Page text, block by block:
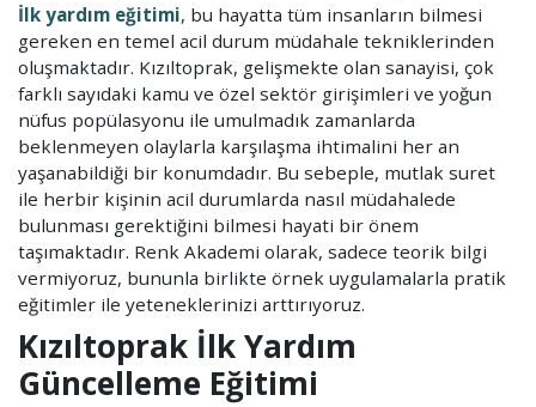
İlk yardım eğitimi, bu hayatta tüm insanların bilmesi
gereken en temel acil durum müdahale tekniklerinden
oluşmaktadır. Kızıltoprak, gelişmekte olan sanayisi, çok
farklı sayıdaki kamu ve özel sektör girişimleri ve yoğun
nüfus popülasyonu ile umulmadık zamanlarda
beklenmeyen olaylarla karşılaşma ihtimalini her an
yaşanabildiği bir konumdadır. Bu sebeple, mutlak suret
ile herbir kişinin acil durumlarda nasıl müdahalede
bulunması gerektiğini bilmesi hayati bir önem
taşımaktadır. Renk Akademi olarak, sadece teorik bilgi
vermiyoruz, bununla birlikte örnek uygulamalarla pratik
eğitimler ile yeteneklerinizi arttırıyoruz.
Kızıltoprak İlk Yardım
Güncelleme Eğitimi